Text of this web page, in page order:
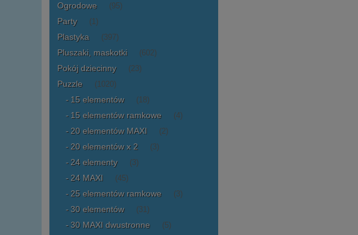
Ogrodowe (95)
Party (1)
Plastyka (397)
Pluszaki, maskotki (602)
Pokój dziecinny (23)
Puzzle (1020)
15 elementów (18)
15 elementów ramkowe (4)
20 elementów MAXI (2)
20 elementów x 2 (3)
24 elementy (3)
24 MAXI (45)
25 elementów ramkowe (3)
30 elementów (31)
30 MAXI dwustronne (5)